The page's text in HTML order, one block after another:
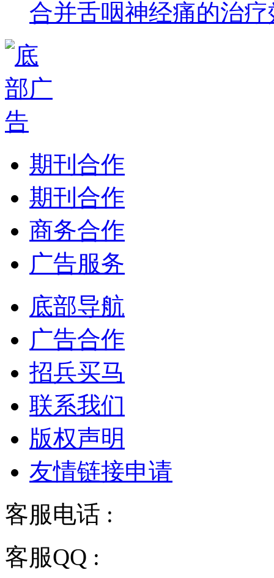
合并舌咽神经痛的治
期刊合作
期刊合作
商务合作
广告服务
底部导航
广告合作
招兵买马
联系我们
版权声明
友情链接申请
客服电话 :
客服QQ :